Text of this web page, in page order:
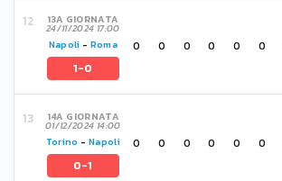
13A GIORNATA
24/11/2024 17:00
Napoli - Roma
1-0
0 0 0 0 0 0
14A GIORNATA
01/12/2024 14:00
Torino - Napoli
0-1
0 0 0 0 0 0